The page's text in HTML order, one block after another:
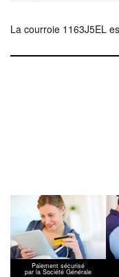
La courroie 1163J5EL
Paiement sécurisé
par la Société Générale